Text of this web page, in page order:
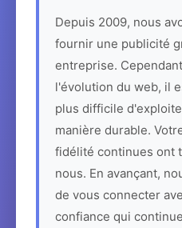
Depuis 2009, nous
fournir une publicité
entreprise.
l'évolution du web, il
plus difficile
manière durable.
fidélité continues ont
nous. En avançant,
de vous connecter
confiance qui